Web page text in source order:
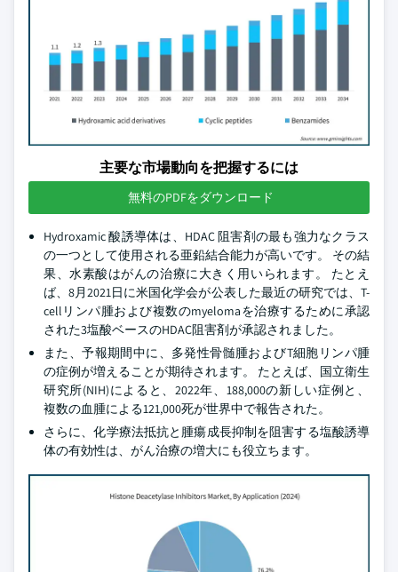
主要な市場動向を把握するには
無料のPDFをダウンロード
Hydroxamic 酸誘導体は、HDAC 阻害剤の最も強力なクラス
の一つとして使用される亜鉛結合能力が高いです。 その結
果、水素酸はがんの治療に大きく用いられます。 たとえ
ば、8月2021日に米国化学会が公表した最近の研究では、T-
cellリンパ腫および複数のmyelomaを治療するために承認
された3塩酸ベースのHDAC阻害剤が承認されました。
また、予報期間中に、多発性骨髄腫およびT細胞リンパ腫
の症例が増えることが期待されます。 たとえば、国立衛生
研究所(NIH)によると、2022年、188,000の新しい症例と、
複数の血腫による121,000死が世界中で報告された。
さらに、化学療法抵抗と腫瘍成長抑制を阻害する塩酸誘導
体の有効性は、がん治療の増大にも役立ちます。